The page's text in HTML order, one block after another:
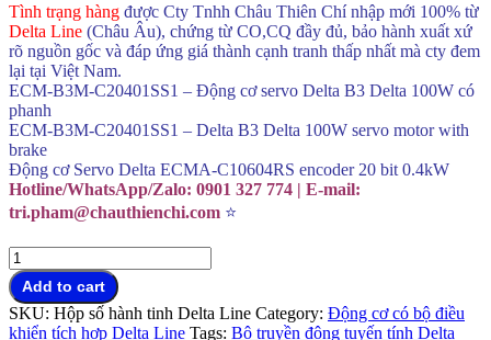
Tình trạng hàng được Cty Tnhh Châu Thiên Chí nhập mới 100% từ
Delta Line (Châu Âu), chứng từ CO,CQ đầy đủ, bảo hành xuất xứ
rõ nguồn gốc và đáp ứng giá thành cạnh tranh thấp nhất mà cty đem
lại tại Việt Nam.
ECM-B3M-C20401SS1 – Động cơ servo Delta B3 Delta 100W có
phanh
ECM-B3M-C20401SS1 – Delta B3 Delta 100W servo motor with
brake
Động cơ Servo Delta ECMA-C10604RS encoder 20 bit 0.4kW
Hotline/WhatsApp/Zalo: 0901 327 774 | E-mail:
tri.pham@chauthienchi.com ⭐
Động
cơ
DC
Delta
Line
Add to cart
SKU: Hộp số hành tinh Delta Line Category: Động cơ có bộ điều
khiển tích hợp Delta Line Tags: Bộ truyền động tuyến tính Delta